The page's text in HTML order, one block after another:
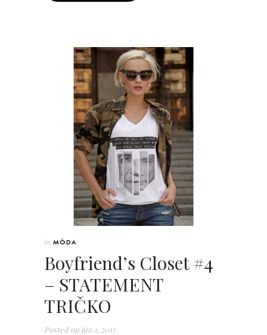
In MÓDA
Boyfriend’s Closet #4
– STATEMENT
TRIČKO
Posted on jún 1, 2015